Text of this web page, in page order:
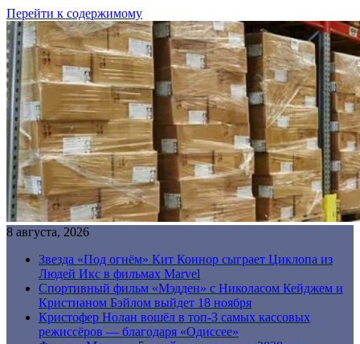
Перейти к содержимому
8 августа, 2026
Звезда «Под огнём» Кит Коннор сыграет Циклопа из
Людей Икс в фильмах Marvel
Спортивный фильм «Мэдден» с Николасом Кейджем и
Кристианом Бэйлом выйдет 18 ноября
Кристофер Нолан вошёл в топ-3 самых кассовых
режиссёров — благодаря «Одиссее»